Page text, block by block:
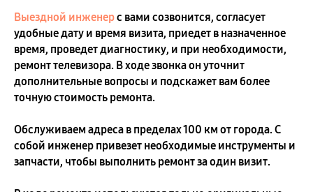
Выездной инженерс вами созвонится, согласует
удобные дату и время визита, приедет в назначенное
время, проведет диагностику, и при необходимости,
ремонт телевизора. В ходе звонка он уточнит
дополнительные вопросы и подскажет вам более
точную стоимость ремонта.
Обслуживаем адреса в пределах 100 км от города. С
собой инженер привезет необходимые инструменты и
запчасти, чтобы выполнить ремонт за один визит.